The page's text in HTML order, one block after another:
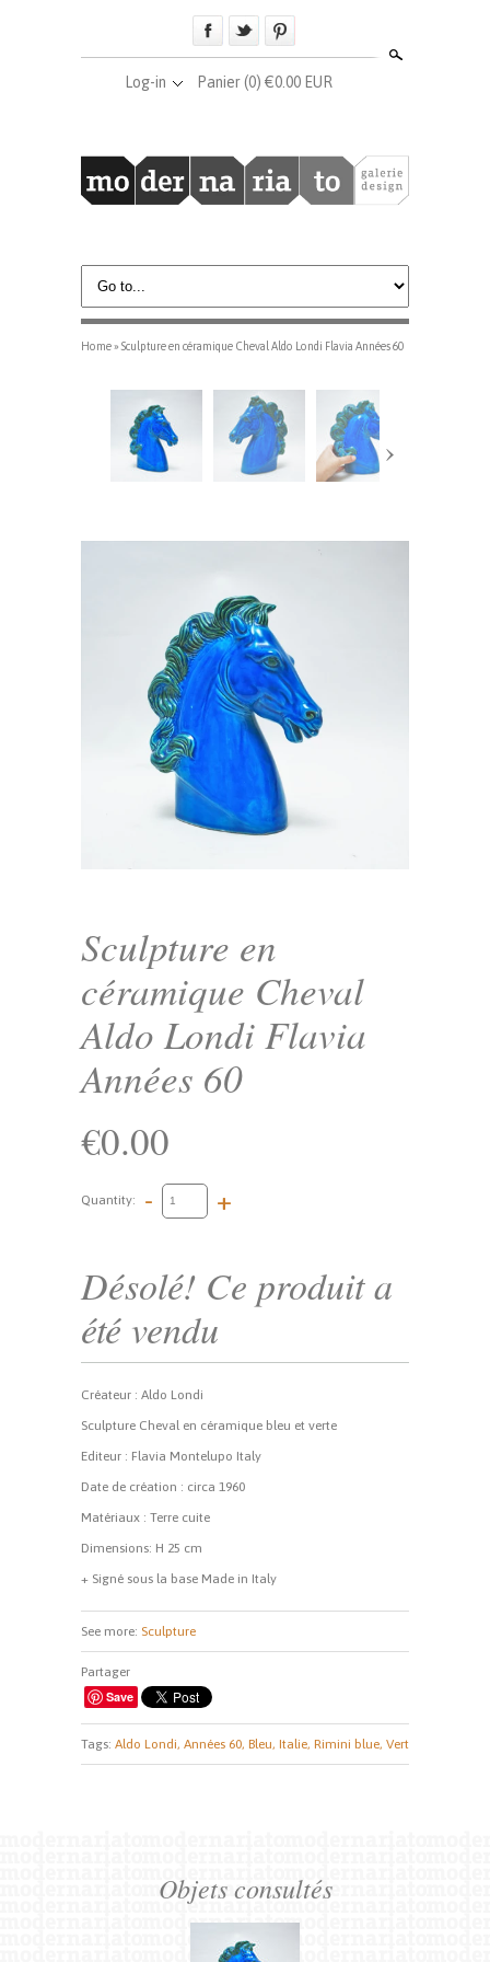
Log-in Panier(0) €0.00 EUR
Home» Sculpture en céramique Cheval Aldo Londi Flavia Années 60
›
Sculpture en
céramique Cheval
Aldo Londi Flavia
Années 60
€0.00
Quantity: - +
Désolé! Ce produit a
été vendu
Créateur : Aldo Londi
Sculpture Cheval en céramique bleu et verte
Editeur : Flavia Montelupo Italy
Date de création : circa 1960
Matériaux : Terre cuite
Dimensions: H 25 cm
+ Signé sous la base Made in Italy
See more: Sculpture
Partager
Save
Tags: Aldo Londi, Années 60, Bleu, Italie, Rimini blue, Vert
Objets consultés